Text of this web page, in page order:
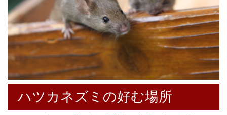
ハツカネズミの好む場所